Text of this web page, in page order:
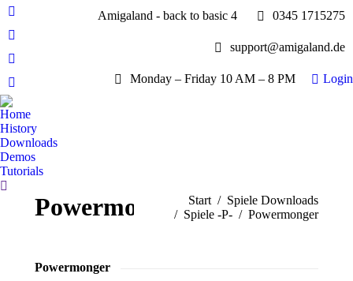
Facebook
page
opens
new
window
YouTube
page
opens
in
new
window
Whatsapp
page
opens
in
new
window
E-
Mail
page
opens
in
new
Amigaland - back to basic 4 0345 1715275
support@amigaland.de
Monday – Friday 10 AM – 8 PM Login
Home
History
Downloads
Demos
Tutorials
Search:
PowermongerSie befinden sich hier:
Start
Spiele Downloads
Spiele -P-
Powermonger
Powermonger